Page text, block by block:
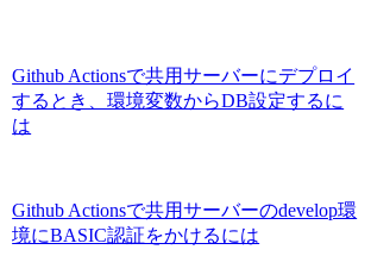
Github Actionsで共用サーバーにデプロイ
するとき、環境変数からDB設定するに
は
Github Actionsで共用サーバーのdevelop環
境にBASIC認証をかけるには